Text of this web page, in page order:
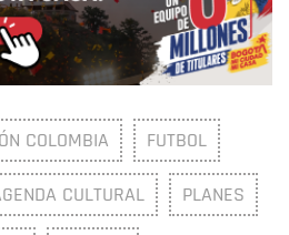
COLOMBIA FUTBOL
CULTURAL PLANES